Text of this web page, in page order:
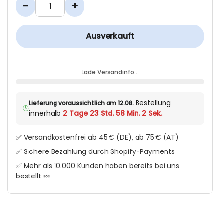
− +
Ausverkauft
Lade Versandinfo…
Lieferung voraussichtlich am 12.08.Bestellung
innerhalb 2 Tage 23 Std. 58 Min. 2 Sek.
✅ Versandkostenfrei ab 45 € (DE), ab 75 € (AT)
✅ Sichere Bezahlung durch Shopify-Payments
✅ Mehr als 10.000 Kunden haben bereits bei uns
bestellt 🍬